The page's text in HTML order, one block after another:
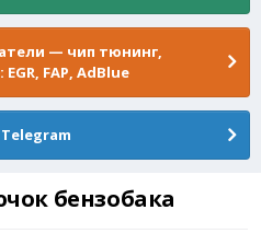
— чип тюнинг,
FAP, AdBlue
бензобака